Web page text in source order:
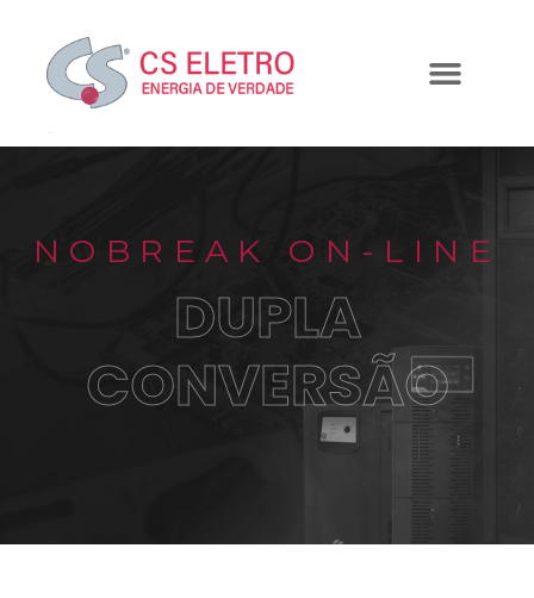
NOBREAK ON-LINE
DUPLA
CONVERSÃO